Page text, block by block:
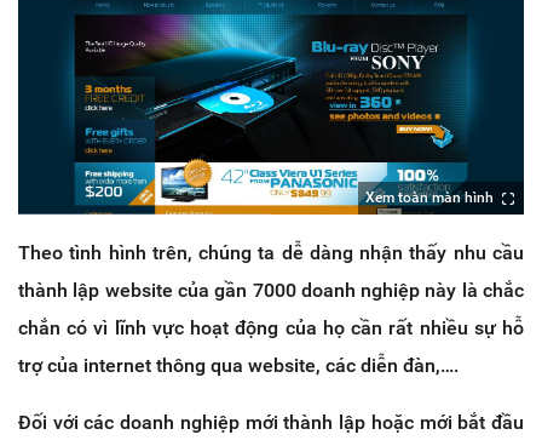
Xem toàn màn hình
Theo tình hình trên, chúng ta dễ dàng nhận thấy nhu cầu
thành lập website của gần 7000 doanh nghiệp này là chắc
chắn có vì lĩnh vực hoạt động của họ cần rất nhiều sự hỗ
trợ của internet thông qua website, các diễn đàn,….
Đối với các doanh nghiệp mới thành lập hoặc mới bắt đầu